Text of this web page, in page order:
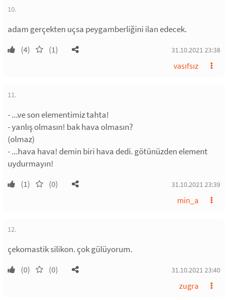
10.
adam gerçekten uçsa peygamberliğini ilan edecek.
(4) (1) 31.10.2021 23:38
vasıfsız
11.
- ...ve son elementimiz tahta!
- yanlış olmasın! bak hava olmasın?
(olmaz)
- ...hava hava! demin biri hava dedi. götünüzden element
uydurmayın!
(1) (0) 31.10.2021 23:39
min_a
12.
çekomastik silikon. çok gülüyorum.
(0) (0) 31.10.2021 23:40
zugra